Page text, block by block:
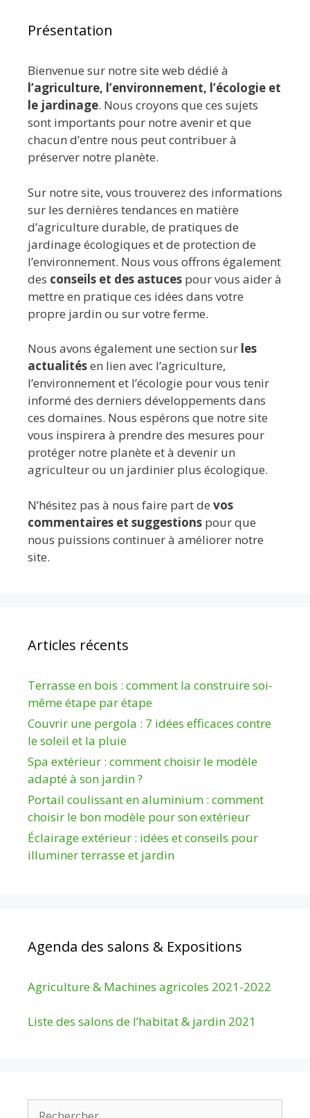
Présentation
Bienvenue sur notre site web dédié à
l’agriculture, l’environnement, l’écologie et
le jardinage. Nous croyons que ces sujets
sont importants pour notre avenir et que
chacun d’entre nous peut contribuer à
préserver notre planète.
Sur notre site, vous trouverez des informations
sur les dernières tendances en matière
d’agriculture durable, de pratiques de
jardinage écologiques et de protection de
l’environnement. Nous vous offrons également
des conseils et des astuces pour vous aider à
mettre en pratique ces idées dans votre
propre jardin ou sur votre ferme.
Nous avons également une section sur les
actualitésen lien avec l’agriculture,
l’environnement et l’écologie pour vous tenir
informé des derniers développements dans
ces domaines. Nous espérons que notre site
vous inspirera à prendre des mesures pour
protéger notre planète et à devenir un
agriculteur ou un jardinier plus écologique.
N’hésitez pas à nous faire part de vos
commentaires et suggestions pour que
nous puissions continuer à améliorer notre
site.
Articles récents
Terrasse en bois : comment la construire soi-
même étape par étape
Couvrir une pergola : 7 idées efficaces contre
le soleil et la pluie
Spa extérieur : comment choisir le modèle
adapté à son jardin ?
Portail coulissant en aluminium : comment
choisir le bon modèle pour son extérieur
Éclairage extérieur : idées et conseils pour
illuminer terrasse et jardin
Agenda des salons & Expositions
Agriculture & Machines agricoles 2021-2022
Liste des salons de l’habitat & jardin 2021